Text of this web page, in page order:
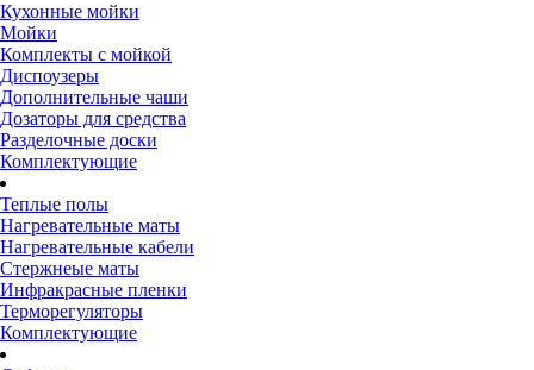
Кухонные мойки
Мойки
Комплекты с мойкой
Диспоузеры
Дополнительные чаши
Дозаторы для средства
Разделочные доски
Комплектующие
Теплые полы
Нагревательные маты
Нагревательные кабели
Стержнеые маты
Инфракрасные пленки
Терморегуляторы
Комплектующие